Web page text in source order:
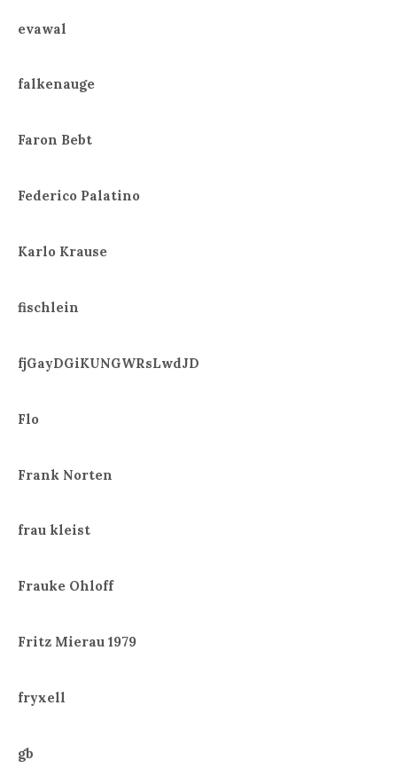
evawal
falkenauge
Faron Bebt
Federico Palatino
Karlo Krause
fischlein
fjGayDGiKUNGWRsLwdJD
Flo
Frank Norten
frau kleist
Frauke Ohloff
Fritz Mierau 1979
fryxell
gb